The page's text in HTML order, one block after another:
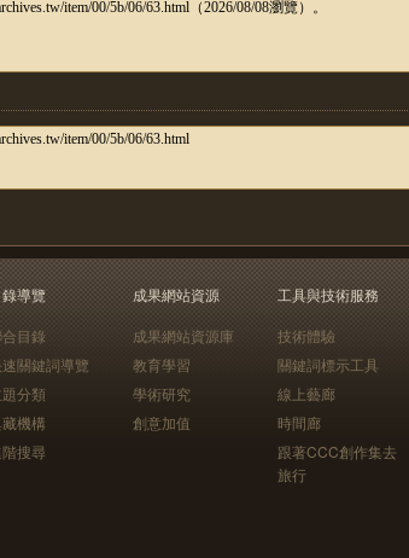
錄導覽
目錄
關鍵詞導覽
題分類
機構
搜尋
成果網站資源
成果網站資源庫
教育學習
學術研究
創意加值
工具與技術服務
技術體驗
關鍵詞標示工具
線上藝廊
時間廊
跟著CCC創作集去
旅行